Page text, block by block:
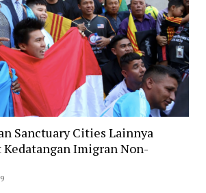
Sanctuary Cities Lainnya
Kedatangan Imigran Non-